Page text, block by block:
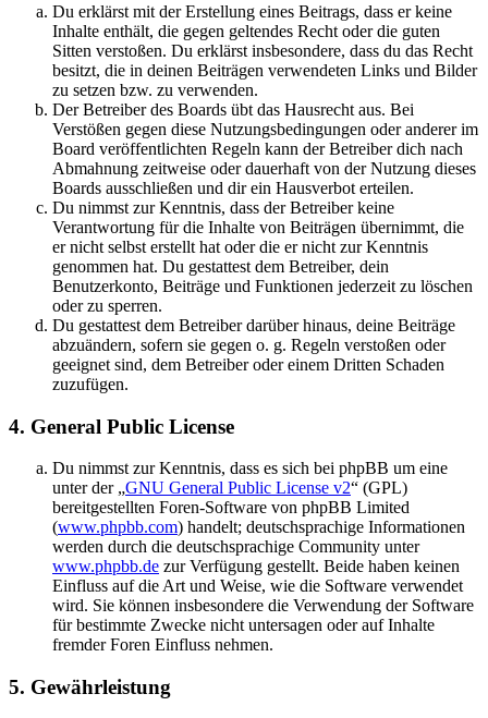
Du erklärst mit der Erstellung eines Beitrags, dass er keine
Inhalte enthält, die gegen geltendes Recht oder die guten
Sitten verstoßen. Du erklärst insbesondere, dass du das Recht
besitzt, die in deinen Beiträgen verwendeten Links und Bilder
zu setzen bzw. zu verwenden.
Der Betreiber des Boards übt das Hausrecht aus. Bei
Verstößen gegen diese Nutzungsbedingungen oder anderer im
Board veröffentlichten Regeln kann der Betreiber dich nach
Abmahnung zeitweise oder dauerhaft von der Nutzung dieses
Boards ausschließen und dir ein Hausverbot erteilen.
Du nimmst zur Kenntnis, dass der Betreiber keine
Verantwortung für die Inhalte von Beiträgen übernimmt, die
er nicht selbst erstellt hat oder die er nicht zur Kenntnis
genommen hat. Du gestattest dem Betreiber, dein
Benutzerkonto, Beiträge und Funktionen jederzeit zu löschen
oder zu sperren.
Du gestattest dem Betreiber darüber hinaus, deine Beiträge
abzuändern, sofern sie gegen o. g. Regeln verstoßen oder
geeignet sind, dem Betreiber oder einem Dritten Schaden
zuzufügen.
4. General Public License
Du nimmst zur Kenntnis, dass es sich bei phpBB um eine
unter der „GNU General Public License v2“ (GPL)
bereitgestellten Foren-Software von phpBB Limited
(www.phpbb.com) handelt; deutschsprachige Informationen
werden durch die deutschsprachige Community unter
www.phpbb.de zur Verfügung gestellt. Beide haben keinen
Einfluss auf die Art und Weise, wie die Software verwendet
wird. Sie können insbesondere die Verwendung der Software
für bestimmte Zwecke nicht untersagen oder auf Inhalte
fremder Foren Einfluss nehmen.
5. Gewährleistung